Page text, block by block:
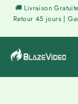
Passer🚚 Livraison
Retour 45 jours |